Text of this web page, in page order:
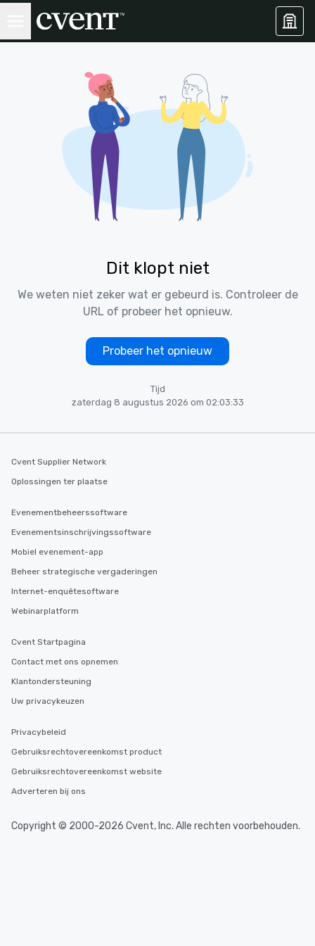
Dit klopt niet
We weten niet zeker wat er gebeurd is. Controleer de
URL of probeer het opnieuw.
Probeer het opnieuw
Tijd
zaterdag 8 augustus 2026 om 02:03:33
Cvent Supplier Network
Oplossingen ter plaatse
Evenementbeheerssoftware
Evenementsinschrijvingssoftware
Mobiel evenement-app
Beheer strategische vergaderingen
Internet-enquêtesoftware
Webinarplatform
Cvent Startpagina
Contact met ons opnemen
Klantondersteuning
Uw privacykeuzen
Privacybeleid
Gebruiksrechtovereenkomst product
Gebruiksrechtovereenkomst website
Adverteren bij ons
Copyright © 2000-2026 Cvent, Inc. Alle rechten voorbehouden.